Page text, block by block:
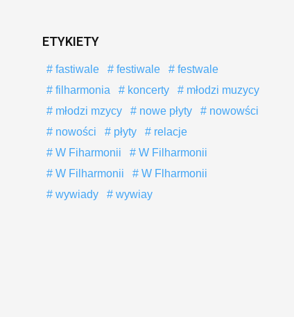
ETYKIETY
fastiwale festiwale
festwale
filharmonia
koncerty
młodzi muzycy
młodzi mzycy
nowe płyty
nowowści
nowości
płyty
relacje
W Fiharmonii
W Filharmonii
W Filharmonii
W Flharmonii
wywiady
wywiay